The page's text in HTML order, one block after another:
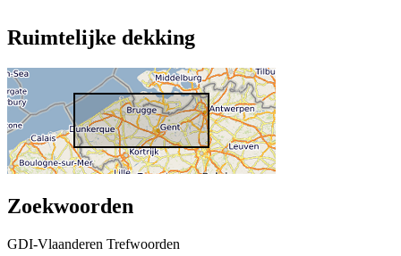
Ruimtelijke dekking
Zoekwoorden
GDI-Vlaanderen Trefwoorden